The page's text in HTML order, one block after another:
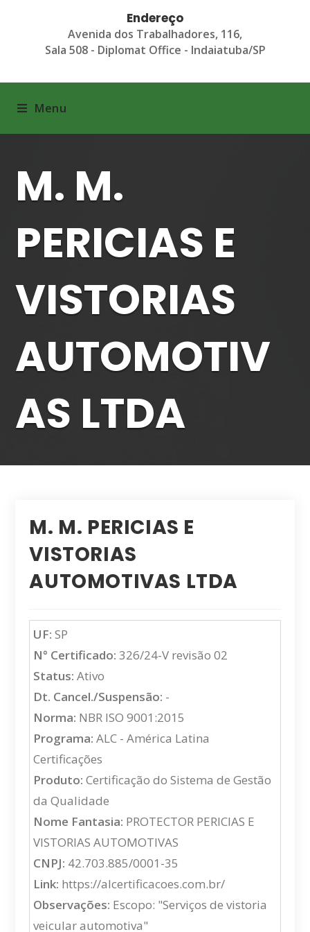
Endereço
Avenida dos Trabalhadores, 116,
Sala 508 - Diplomat Office - Indaiatuba/SP
Menu
M. M.
PERICIAS E
VISTORIAS
AUTOMOTIV
AS LTDA
M. M. PERICIAS E
VISTORIAS
AUTOMOTIVAS LTDA
UF: SP
N° Certificado: 326/24-V revisão 02
Status: Ativo
Dt. Cancel./Suspensão: -
Norma: NBR ISO 9001:2015
Programa: ALC - América Latina
Certificações
Produto: Certificação do Sistema de Gestão
da Qualidade
Nome Fantasia: PROTECTOR PERICIAS E
VISTORIAS AUTOMOTIVAS
CNPJ: 42.703.885/0001-35
Link: https://alcertificacoes.com.br/
Observações: Escopo: "Serviços de vistoria
veicular automotiva"